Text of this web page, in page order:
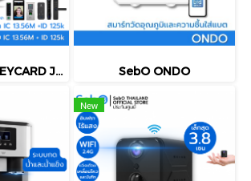
Sebo IC+RFID KEYCARD Japan Ver. คีย์การ์ด ชนิด IC 12.56M +RFID 125k แบบพวงกุญแจ ใช้กับประตูดิจิตอลและแตะการ์ดลายญี่ปุ่น SebO ONDO
New